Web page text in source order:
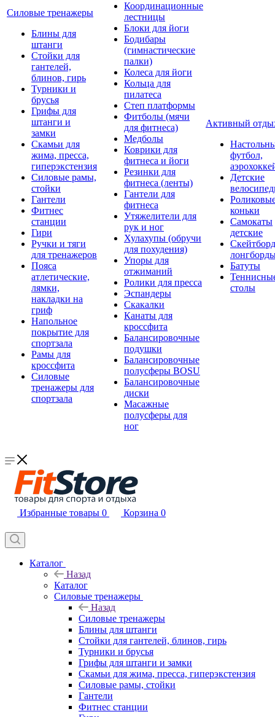
Силовые тренажеры
Блины для
штанги
Стойки для
гантелей,
блинов, гирь
Турники и
брусья
Грифы для
штанги и
замки
Скамьи для
жима, пресса,
гиперэкстензия
Силовые рамы,
стойки
Гантели
Фитнес
станции
Гири
Ручки и тяги
для тренажеров
Пояса
атлетические,
лямки,
накладки на
гриф
Напольное
покрытие для
спортзала
Рамы для
кроссфита
Силовые
тренажеры для
спортзала
Координационные
лестницы
Блоки для йоги
Бодибары
(гимнастические
палки)
Колеса для йоги
Кольца для
пилатеса
Степ платформы
Фитболы (мячи
для фитнеса)
Медболы
Коврики для
фитнеса и йоги
Резинки для
фитнеса (ленты)
Гантели для
фитнеса
Утяжелители для
рук и ног
Хулахупы (обручи
для похудения)
Упоры для
отжиманий
Ролики для пресса
Эспандеры
Скакалки
Канаты для
кроссфита
Балансировочные
подушки
Балансировочные
полусферы BOSU
Балансировочные
диски
Масажные
полусферы для
ног
Активный
футбол,
Детские
коньки
Самокаты
детские
Батуты
столы
Избранные товары 0 Корзина 0
Каталог
Назад
Каталог
Силовые тренажеры
Назад
Силовые тренажеры
Блины для штанги
Стойки для гантелей, блинов, гирь
Турники и брусья
Грифы для штанги и замки
Скамьи для жима, пресса, гиперэкстензия
Силовые рамы, стойки
Гантели
Фитнес станции